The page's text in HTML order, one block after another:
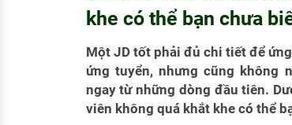
Việc làm tốt nhất
Danh sách nhà tuyển dụng
MẪU CV THEO STYLE
Mẫu CV đơn giản
Mẫu CV hiện đại
Thuế thu nhập
Hồ sơ biểu mẫu
khe có thể bạn chưa
Một JD tốt phải đủ chi tiết để
ứng tuyển, nhưng cũng không
ngay từ những dòng đầu tiên.
viên không quá khắt khe có thể